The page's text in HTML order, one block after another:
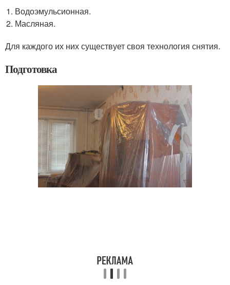
Водоэмульсионная.
Масляная.
Для каждого их них существует своя технология снятия.
Подготовка